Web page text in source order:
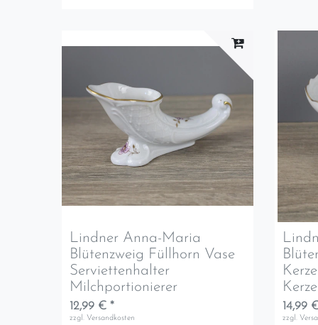
Lindner Anna-Maria
Blütenzweig Füllhorn Vase
Serviettenhalter
Milchportionierer
12,99 € *
zzgl. Versandkosten
14,99
zzgl.